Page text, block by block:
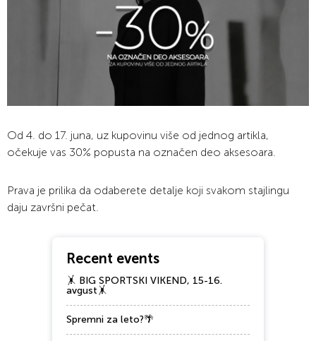
Od 4. do 17. juna, uz kupovinu više od jednog artikla,
očekuje vas 30% popusta na označen deo aksesoara.
Prava je prilika da odaberete detalje koji svakom stajlingu
daju završni pečat.
Recent events
🤸 BIG SPORTSKI VIKEND, 15-16.
avgust🤸
Spremni za leto?🌴